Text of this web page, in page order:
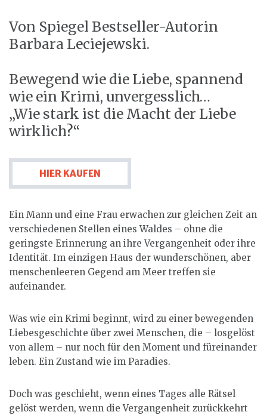
Von Spiegel Bestseller-Autorin
Barbara Leciejewski.
Bewegend wie die Liebe, spannend
wie ein Krimi, unvergesslich…
„Wie stark ist die Macht der Liebe
wirklich?“
HIER KAUFEN
Ein Mann und eine Frau erwachen zur gleichen Zeit an
verschiedenen Stellen eines Waldes – ohne die
geringste Erinnerung an ihre Vergangenheit oder ihre
Identität. Im einzigen Haus der wunderschönen, aber
menschenleeren Gegend am Meer treffen sie
aufeinander.
Was wie ein Krimi beginnt, wird zu einer bewegenden
Liebesgeschichte über zwei Menschen, die – losgelöst
von allem – nur noch für den Moment und füreinander
leben. Ein Zustand wie im Paradies.
Doch was geschieht, wenn eines Tages alle Rätsel
gelöst werden, wenn die Vergangenheit zurückkehrt